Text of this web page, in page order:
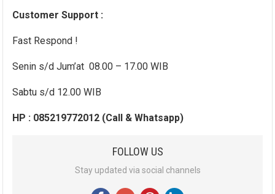
Customer Support :
Fast Respond !
Senin s/d Jum’at 08.00 – 17.00 WIB
Sabtu s/d 12.00 WIB
HP : 085219772012 (Call & Whatsapp)
FOLLOW US
Stay updated via social channels